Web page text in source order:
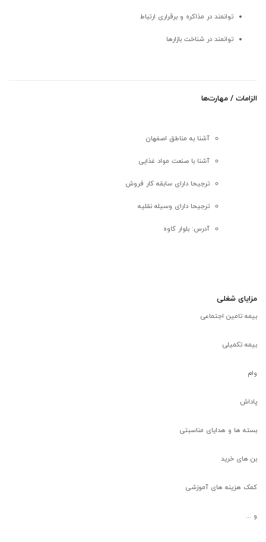
توانمند در مذاکره و برقراری ارتباط
توانمند در شناخت بازارها
الزامات / مهارت‌ها
آشنا به مناطق اصفهان
آشنا با صنعت مواد غذایی
ترجیحا دارای سابقه کار فروش
ترجیحا دارای وسیله نقلیه
آدرس: بلوار کاوه
مزایای شغلی
بیمه تامین اجتماعی
بیمه تکمیلی
وام
پاداش
بسته ها و هدایای مناسبتی
بن های خرید
کمک هزینه های آموزشی
و ...